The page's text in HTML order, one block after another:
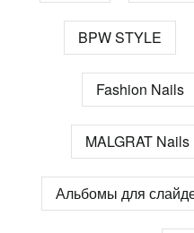
BPW STYLE
Fashion Nails
MALGRAT Nails
Альбомы для